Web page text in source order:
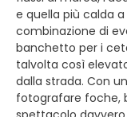
e quella più calda
combinazione di
banchetto per i
talvolta così
dalla strada. Con
fotografare foche,